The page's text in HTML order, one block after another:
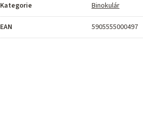
Kategorie Binokulár
EAN 5905555000497